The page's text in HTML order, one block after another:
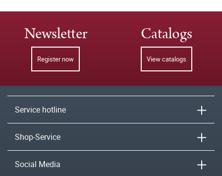
Newsletter
Register now
Catalogs
View catalogs
Service hotline
Shop-Service
Social Media